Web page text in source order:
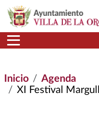
Pasar al contenido principal
Inicio
Agenda
XI Festival